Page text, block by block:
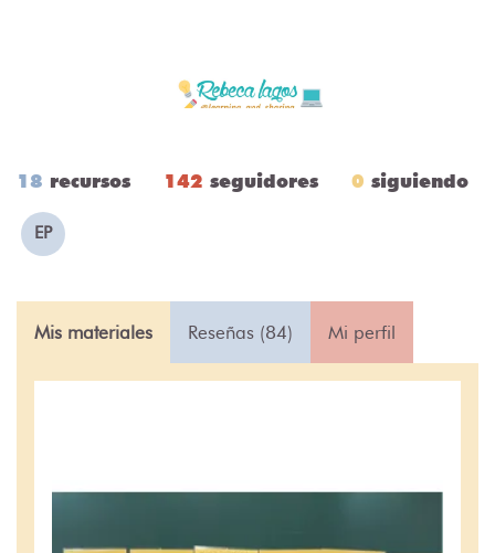
18 recursos 142 seguidores 0 siguiendo
EP
Mis materiales Reseñas (84) Mi perfil